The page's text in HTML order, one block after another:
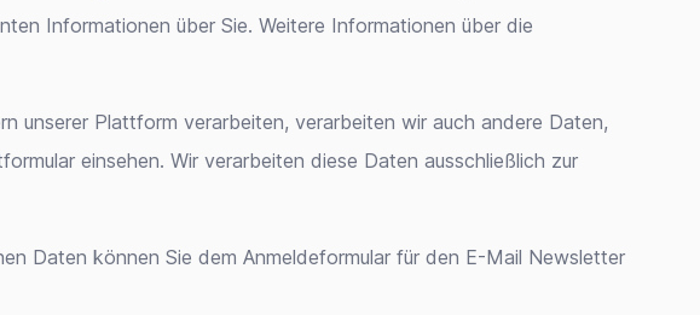
Informationen über Sie. Weitere Informationen über die
unserer Plattform verarbeiten, verarbeiten wir auch andere Daten,
einsehen. Wir verarbeiten diese Daten ausschließlich zur
Daten können Sie dem Anmeldeformular für den E-Mail Newsletter